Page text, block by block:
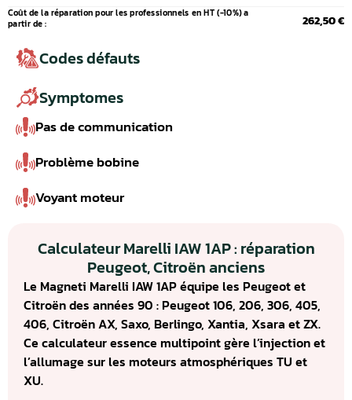
Coût de la réparation pour les professionnels en HT (-10%) a
partir de :
262,50 €
Codes défauts
Symptomes
Pas de communication
Problème bobine
Voyant moteur
Calculateur Marelli IAW 1AP : réparation
Peugeot, Citroën anciens
Le Magneti Marelli IAW 1AP équipe les Peugeot et
Citroën des années 90 : Peugeot 106, 206, 306, 405,
406, Citroën AX, Saxo, Berlingo, Xantia, Xsara et ZX.
Ce calculateur essence multipoint gère l’injection et
l’allumage sur les moteurs atmosphériques TU et
XU.